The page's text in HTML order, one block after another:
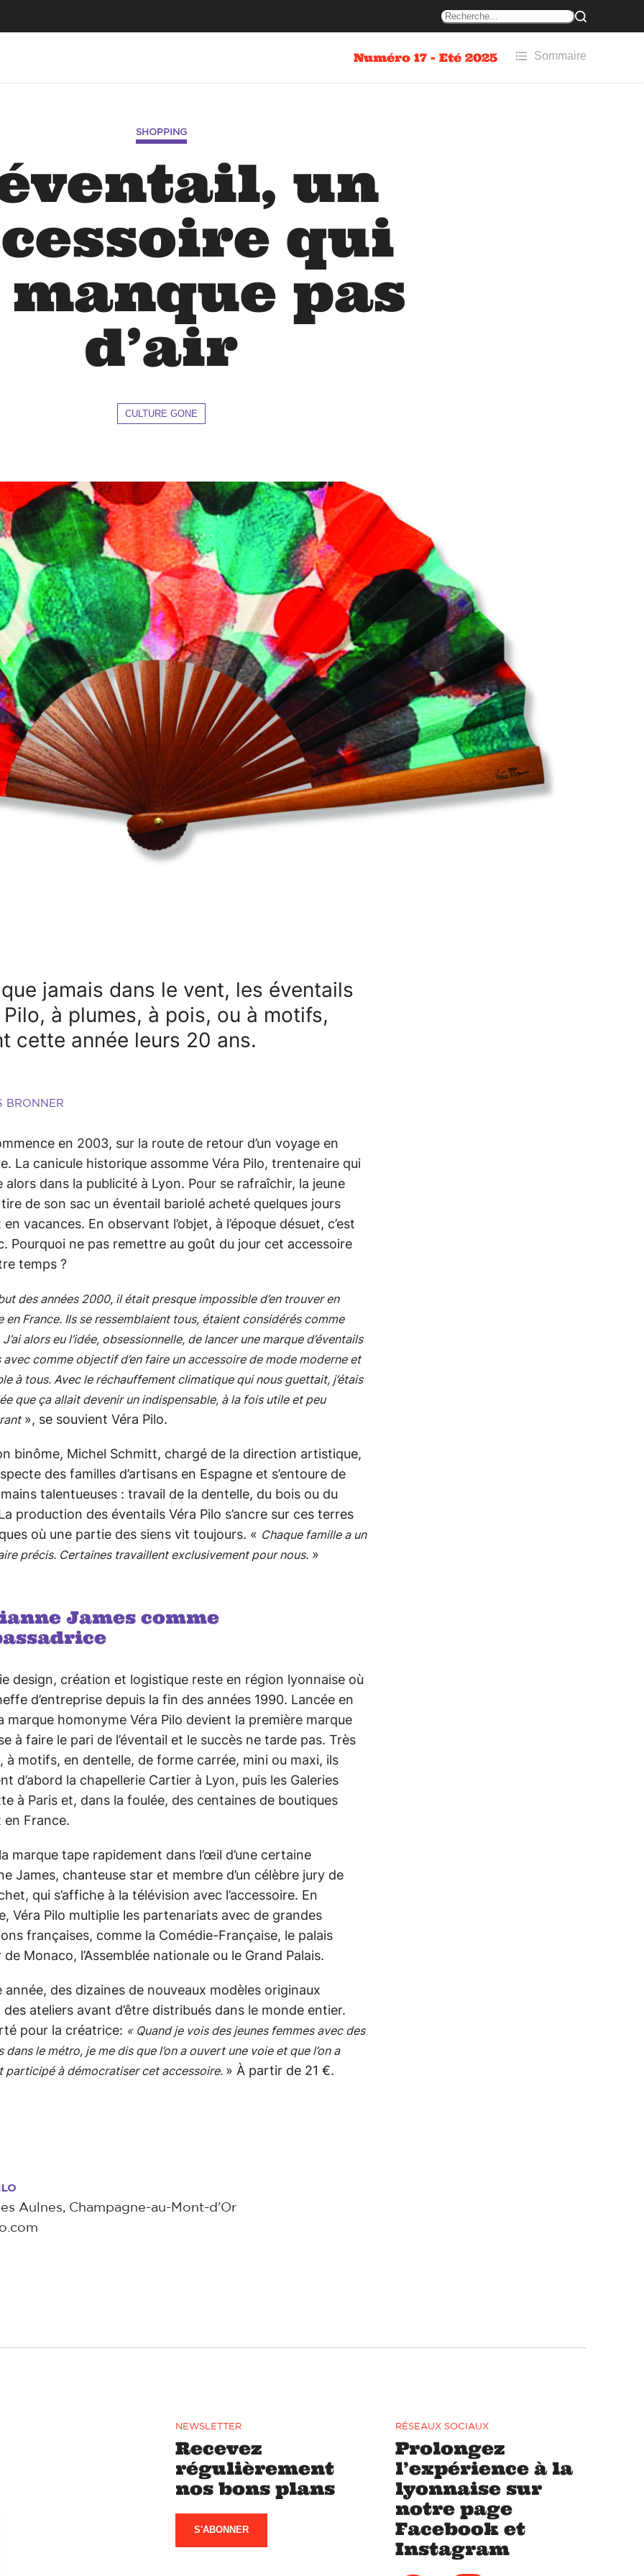
Numéro 17 - Eté 2025 Sommaire
SHOPPING
un
qui
pas
d’air
CULTURE GONE
jamais dans le vent, les éventails
Pilo, à plumes, à pois, ou à motifs,
cette année leurs 20 ans.
BRONNER
en 2003, sur la route de retour d’un voyage en
La canicule historique assomme Véra Pilo, trentenaire qui
alors dans la publicité à Lyon. Pour se rafraîchir, la jeune
de son sac un éventail bariolé acheté quelques jours
vacances. En observant l’objet, à l’époque désuet, c’est
Pourquoi ne pas remettre au goût du jour cet accessoire
temps ?
des années 2000, il était presque impossible d’en trouver en
en France. Ils se ressemblaient tous, étaient considérés comme
alors eu l’idée, obsessionnelle, de lancer une marque d’éventails
comme objectif d’en faire un accessoire de mode moderne et
à tous. Avec le réchauffement climatique qui nous guettait, j’étais
que ça allait devenir un indispensable, à la fois utile et peu
», se souvient Véra Pilo.
binôme, Michel Schmitt, chargé de la direction artistique,
des familles d’artisans en Espagne et s’entoure de
talentueuses : travail de la dentelle, du bois ou du
production des éventails Véra Pilo s’ancre sur ces terres
où une partie des siens vit toujours. « Chaque famille a un
précis. Certaines travaillent exclusivement pour nous. »
James comme
design, création et logistique reste en région lyonnaise où
d’entreprise depuis la fin des années 1990. Lancée en
marque homonyme Véra Pilo devient la première marque
à faire le pari de l’éventail et le succès ne tarde pas. Très
à motifs, en dentelle, de forme carrée, mini ou maxi, ils
d’abord la chapellerie Cartier à Lyon, puis les Galeries
à Paris et, dans la foulée, des centaines de boutiques
France.
marque tape rapidement dans l’œil d’une certaine
James, chanteuse star et membre d’un célèbre jury de
qui s’affiche à la télévision avec l’accessoire. En
Véra Pilo multiplie les partenariats avec de grandes
françaises, comme la Comédie-Française, le palais
Monaco, l’Assemblée nationale ou le Grand Palais.
année, des dizaines de nouveaux modèles originaux
ateliers avant d’être distribués dans le monde entier.
pour la créatrice: « Quand je vois des jeunes femmes avec des
dans le métro, je me dis que l’on a ouvert une voie et que l’on a
participé à démocratiser cet accessoire. » À partir de 21 €.
Aulnes, Champagne-au-Mont-d'Or
NEWSLETTER
Recevez
régulièrement
nos bons plans
S'ABONNER
RÉSEAUX SOCIAUX
Prolongez
l’expérience à la
lyonnaise sur
notre page
Facebook et
Instagram